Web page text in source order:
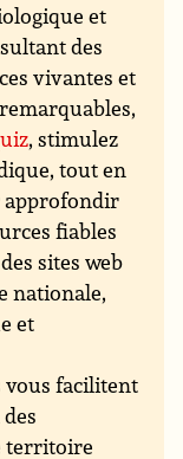
et
des
vivantes et
, stimulez
tout en
approfondir
fiables
sites web
nationale,
et
facilitent
territoire